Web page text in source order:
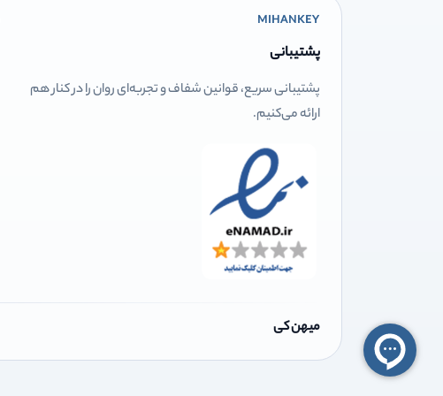
MIHANKEY
پشتیبانی
پشتیبانی سریع، قوانین شفاف و تجربه‌ای روان را در کنار هم
ارائه می‌کنیم.
میهن کی